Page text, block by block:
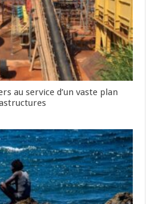
au service d’un vaste plan